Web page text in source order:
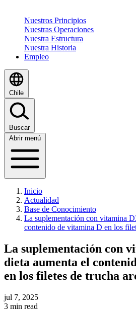
Nuestros Principios
Nuestras Operaciones
Nuestra Estructura
Nuestra Historia
Empleo
Chile
Buscar
Abrir menú
Inicio
Actualidad
Base de Conocimiento
La suplementación con vitamina
contenido de vitamina D en los
La suplementación con
dieta aumenta el
en los filetes de trucha
jul 7, 2025
3 min read